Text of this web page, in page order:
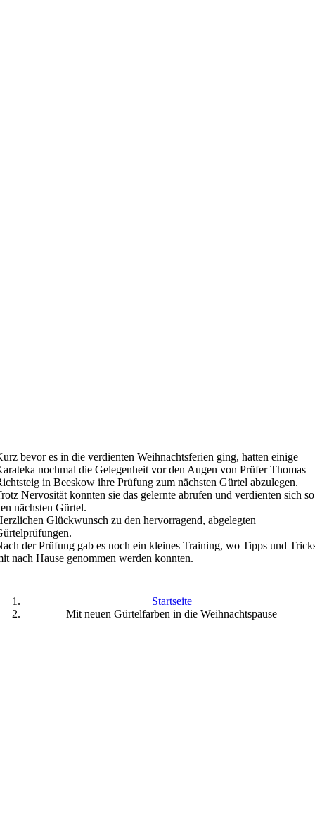
bevor es in die verdienten Weihnachtsferien ging, hatten einige
nochmal die Gelegenheit vor den Augen von Prüfer Thomas
in Beeskow ihre Prüfung zum nächsten Gürtel abzulegen.
Nervosität konnten sie das gelernte abrufen und verdienten sich so
nächsten Gürtel.
Glückwunsch zu den hervorragend, abgelegten
der Prüfung gab es noch ein kleines Training, wo Tipps und
nach Hause genommen werden konnten.
Startseite
Mit neuen Gürtelfarben in die Weihnachtspause